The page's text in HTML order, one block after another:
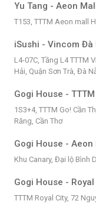
Yu Tang - Aeon
T153, TTTM Aeon mall
iSushi - Vincom Đà
L4-07C, Tầng L4 TTTM
Hải, Quận Sơn Trà, Đà
Gogi House -
1S3+4, TTTM Go! Cần
Răng, Cần Thơ
Gogi House -
Khu Canary, Đại lộ Bình
Gogi House - Royal
TTTM Royal City, 72